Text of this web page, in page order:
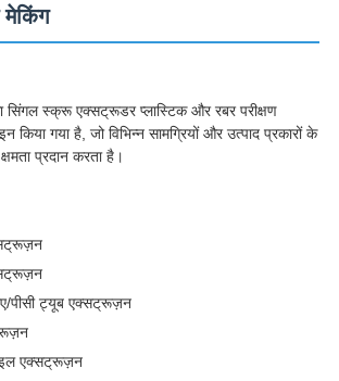
सिंगल स्क्रू एक्सट्रूडर प्लास्टिक और रबर परीक्षण
किया गया है, जो विभिन्न सामग्रियों और उत्पाद प्रकारों के
प्रदान करता है।
पीसी ट्यूब एक्सट्रूज़न
एक्सट्रूज़न